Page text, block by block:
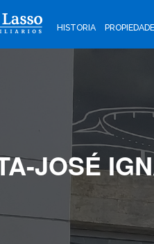
HISTORIA
JOSÉ